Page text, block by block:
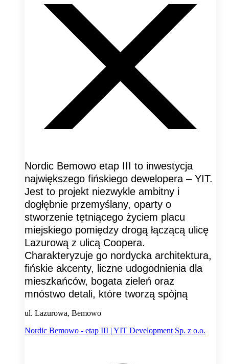
Nordic Bemowo etap III to inwestycja
największego fińskiego dewelopera – YIT.
Jest to projekt niezwykle ambitny i
dogłębnie przemyślany, oparty o
stworzenie tętniącego życiem placu
miejskiego pomiędzy drogą łączącą ulicę
Lazurową z ulicą Coopera.
Charakteryzuje go nordycka architektura,
fińskie akcenty, liczne udogodnienia dla
mieszkańców, bogata zieleń oraz
mnóstwo detali, które tworzą spójną
ul. Lazurowa, Bemowo
Nordic Bemowo - etap III | YIT Development Sp. z o.o.